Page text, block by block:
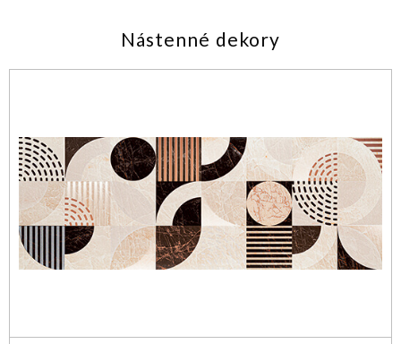
Nástenné dekory